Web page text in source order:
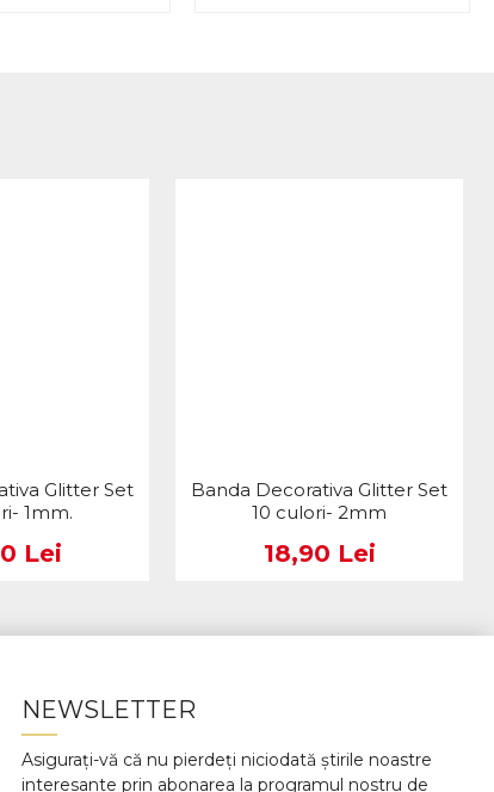
Glitter Set
1mm.
Lei
Banda Decorativa Glitter Set
10 culori- 2mm
18,90 Lei
NEWSLETTER
Asigurați-vă că nu pierdeți niciodată știrile noastre
interesante prin abonarea la programul nostru de